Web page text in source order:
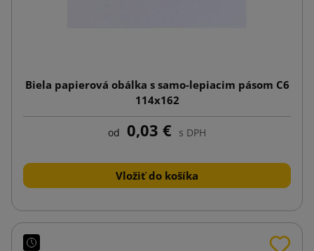
Biela papierová obálka s samo-lepiacim pásom C6
114x162
od 0,03 € s DPH
Vložiť do košíka